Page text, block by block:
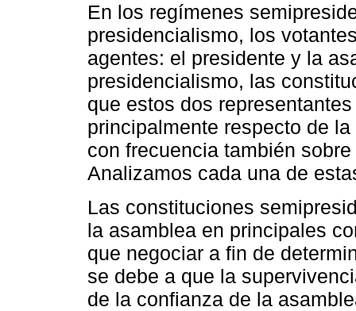
En los regímenes
presidencialismo, los
agentes: el presidente y la
presidencialismo, las
que estos dos
principalmente respecto de
con frecuencia también
Analizamos cada una de
Las constituciones
la asamblea en principales
que negociar a fin de
se debe a que la
de la confianza de la